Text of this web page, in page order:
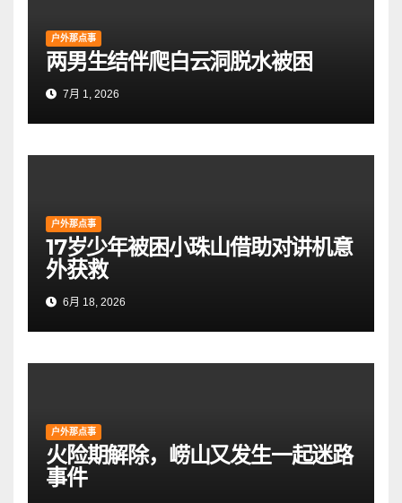
户外那点事
两男生结伴爬白云洞脱水被困
7月 1, 2026
户外那点事
17岁少年被困小珠山借助对讲机意
外获救
6月 18, 2026
户外那点事
火险期解除，崂山又发生一起迷路
事件